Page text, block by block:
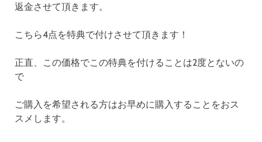
返金させて頂きます。
こちら4点を特典で付けさせて頂きます！
正直、この価格でこの特典を付けることは2度とないの
で
ご購入を希望される方はお早めに購入することをおス
スメします。